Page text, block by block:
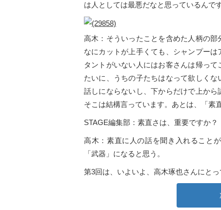
は人としては最悪だなと思っているんです
高木：そういったことを含めた人柄の
なにカットが上手くても、シャンプー
タントがいない人にはお客さんは帰っ
たいに、うちの子たちはなって欲しく
話しにならないし、下からだけで上から
そこは結構言っています。あとは、「素
STAGE編集部：素直さは、重要ですか？
高木：素直に人の話を聞き入れること
「武器」になると思う。
第3回は、いよいよ、高木琢也さんにと